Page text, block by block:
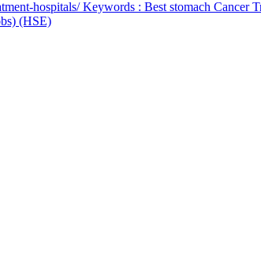
hospitals/ Keywords : Best stomach Cancer
(HSE)